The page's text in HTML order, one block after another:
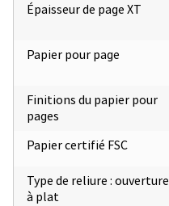
Épaisseur de page XT
Papier pour page
Finitions du papier pour
pages
Papier certifié FSC
Type de reliure : ouverture
à plat